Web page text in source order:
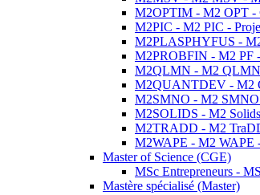
M2OPTIM - M2 OPT -
M2PIC - M2 PIC -
M2PLASPHYFUS - M2
M2PROBFIN - M2 PF
M2QLMN - M2 QLMN
M2QUANTDEV - M2
M2SMNO - M2 SMNO
M2SOLIDS - M2
M2TRADD - M2
M2WAPE - M2 WAPE
Master of Science (CGE)
MSc Entrepreneurs -
Mastère spécialisé (Master)